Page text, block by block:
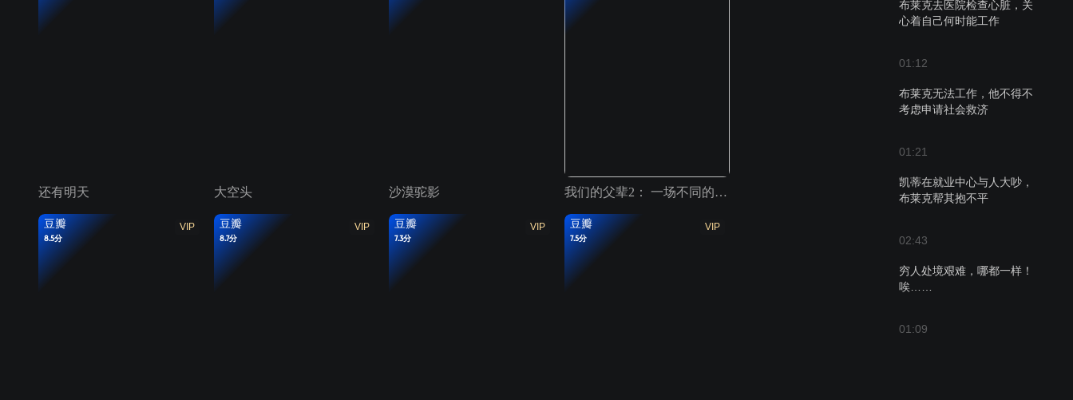
布莱克去医院检查心脏，关
心着自己何时能工作
01:12
布莱克无法工作，他不得不
考虑申请社会救济
01:21
凯蒂在就业中心与人大吵，
布莱克帮其抱不平
02:43
穷人处境艰难，哪都一样！
唉……
01:09
还有明天 大空头 沙漠驼影 我们的父辈2： 一场不同的战争
VIP
豆瓣
8.5分
VIP
豆瓣
8.7分
VIP
豆瓣
7.3分
VIP
豆瓣
7.5分